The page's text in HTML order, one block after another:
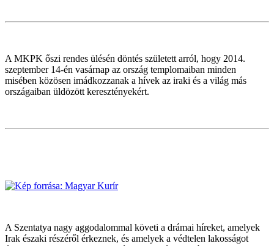
A MKPK őszi rendes ülésén döntés született arról, hogy 2014.
szeptember 14-én vasárnap az ország templomaiban minden
misében közösen imádkozzanak a hívek az iraki és a világ más
országaiban üldözött keresztényekért.
A Szentatya nagy aggodalommal követi a drámai híreket, amelyek
Irak északi részéről érkeznek, és amelyek a védtelen lakosságot